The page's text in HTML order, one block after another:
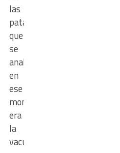
las
patas
que
se
analizaba
en
ese
momento
era
la
vacunación.